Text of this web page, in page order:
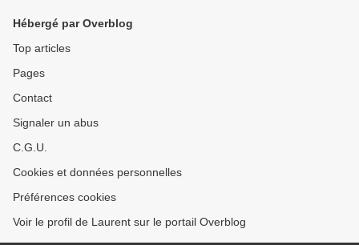
Hébergé par Overblog
Top articles
Pages
Contact
Signaler un abus
C.G.U.
Cookies et données personnelles
Préférences cookies
Voir le profil de Laurent sur le portail Overblog